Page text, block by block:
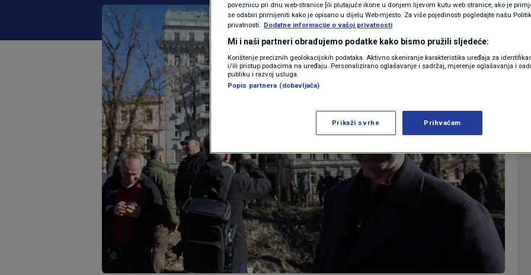
KLIMATSKE PROMJENE
FOTO
VIDEO
poveznicu pri dnu web-stranice [ili plutajuće ikone u donjem lijevom kutu web stranice, ako je
se odabiri primijeniti kako je opisano u dijelu Web-mjesto. Za više pojedinosti pogledajte našu
privatnosti. Dodatne informacije o vašoj privatnosti
Mi i naši partneri obrađujemo podatke kako bismo pružili sljedeće:
Korištenje preciznih geolokacijskih podataka. Aktivno skeniranje karakteristika uređaja za
i/ili pristup podacima na uređaju. Personalizirano oglašavanje i sadržaj, mjerenje oglašavanja i
publiku i razvoj usluga.
Popis partnera (dobavljača)
Prikaži svrhe Prihvaćam